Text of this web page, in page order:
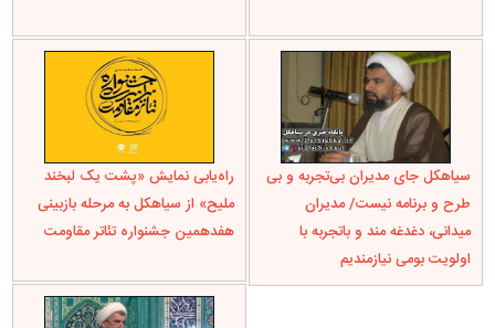
سیاهکل جای مدیران بی‌تجربه و بی
طرح و برنامه نیست/ مدیران
میدانی، دغدغه مند و باتجربه با
اولویت بومی نیازمندیم
راه‌یابی نمایش «پشت یک لبخند
ملیح» از سیاهکل به مرحله بازبینی
هفدهمین جشنواره تئاتر مقاومت